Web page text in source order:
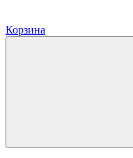
Корзина